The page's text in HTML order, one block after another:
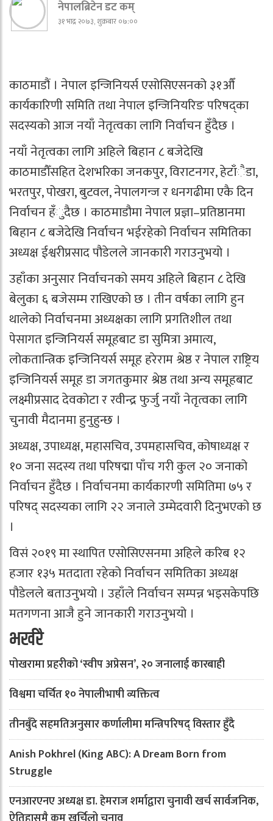
नेपालब्रिटेन डट कम्
३१ भाद्र २०७३, शुक्रबार ०७:००
काठमाडौं । नेपाल इन्जिनियर्स एसोसिएसनको ३१औँ
कार्यकारिणी समिति तथा नेपाल इन्जिनियरिङ परिषद्का
सदस्यको आज नयाँ नेतृत्वका लागि निर्वाचन हुँदैछ ।
नयाँ नेतृत्वका लागि अहिले बिहान ८ बजेदेखि
काठमाडौँसहित देशभरिका जनकपुर, विराटनगर, हेटाँैडा,
भरतपुर, पोखरा, बुटवल, नेपालगन्ज र धनगढीमा एकै दिन
निर्वाचन हँुदैछ । काठमाडौमा नेपाल प्रज्ञा–प्रतिष्ठानमा
बिहान ८ बजेदेखि निर्वाचन भईरहेको निर्वाचन समितिका
अध्यक्ष ईश्वरीप्रसाद पौडेलले जानकारी गराउनुभयो ।
उहाँका अनुसार निर्वाचनको समय अहिले बिहान ८ देखि
बेलुका ६ बजेसम्म राखिएको छ । तीन वर्षका लागि हुन
थालेको निर्वाचनमा अध्यक्षका लागि प्रगतिशील तथा
पेसागत इन्जिनियर्स समूहबाट डा सुमित्रा अमात्य,
लोकतान्त्रिक इन्जिनियर्स समूह हरेराम श्रेष्ठ र नेपाल राष्ट्रिय
इन्जिनियर्स समूह डा जगतकुमार श्रेष्ठ तथा अन्य समूहबाट
लक्ष्मीप्रसाद देवकोटा र रवीन्द्र फुर्जु नयाँ नेतृत्वका लागि
चुनावी मैदानमा हुनुहुन्छ ।
अध्यक्ष, उपाध्यक्ष, महासचिव, उपमहासचिव, कोषाध्यक्ष र
१० जना सदस्य तथा परिषद्मा पाँच गरी कुल २० जनाको
निर्वाचन हुँदैछ । निर्वाचनमा कार्यकारणी समितिमा ७५ र
परिषद् सदस्यका लागि २२ जनाले उम्मेदवारी दिनुभएको छ
।
विसं २०१९ मा स्थापित एसोसिएसनमा अहिले करिब १२
हजार १३५ मतदाता रहेको निर्वाचन समितिका अध्यक्ष
पौडेलले बताउनुभयो । उहाँले निर्वाचन सम्पन्न भइसकेपछि
मतगणना आजै हुने जानकारी गराउनुभयो ।
भर्खरै
पोखरामा प्रहरीको ‘स्वीप अप्रेसन’, २० जनालाई कारबाही
विश्वमा चर्चित १० नेपालीभाषी व्यक्तित्व
तीनबुँदे सहमतिअनुसार कर्णालीमा मन्त्रिपरिषद् विस्तार हुँदै
Anish Pokhrel (King ABC): A Dream Born from
Struggle
एनआरएनए अध्यक्ष डा. हेमराज शर्माद्वारा चुनावी खर्च सार्वजनिक,